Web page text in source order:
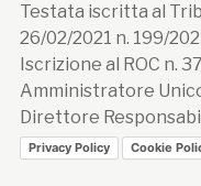
Testata iscritta al
26/02/2021 n. 199/
Iscrizione al ROC n.
Amministratore
Direttore
Privacy Policy Cookie